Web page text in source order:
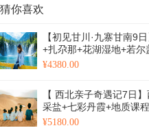
猜你喜欢
【初见甘川·九寨甘南9
+扎尕那+花湖湿地+若
红原草原+黄龙+九寨沟
¥4380.00
【 西北亲子奇遇记7日
采盐+七彩丹霞+地质课
+莫高学堂古法泥坯画
¥5180.00